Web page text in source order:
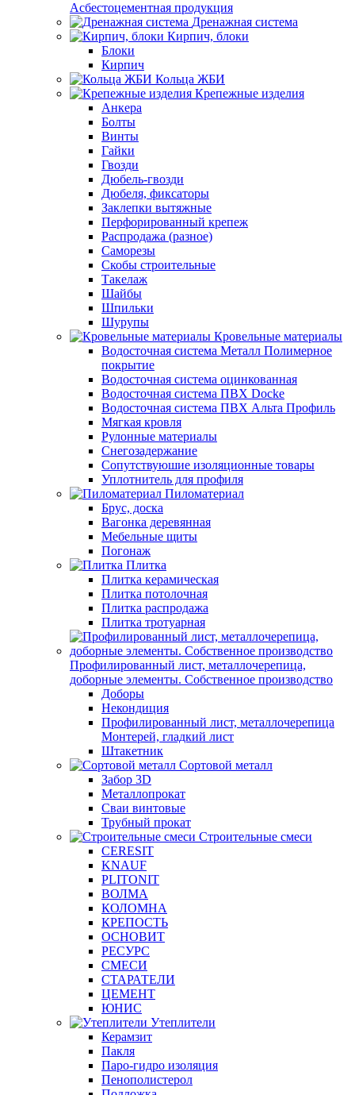
Асбестоцементная продукция
Дренажная система
Кирпич, блоки
Блоки
Кирпич
Кольца ЖБИ
Крепежные изделия
Анкера
Болты
Винты
Гайки
Гвозди
Дюбель-гвозди
Дюбеля, фиксаторы
Заклепки вытяжные
Перфорированный крепеж
Распродажа (разное)
Саморезы
Скобы строительные
Такелаж
Шайбы
Шпильки
Шурупы
Кровельные материалы
Водосточная система Металл Полимерное
покрытие
Водосточная система оцинкованная
Водосточная система ПВХ Docke
Водосточная система ПВХ Альта Профиль
Мягкая кровля
Рулонные материалы
Снегозадержание
Сопутствуюшие изоляционные товары
Уплотнитель для профиля
Пиломатериал
Брус, доска
Вагонка деревянная
Мебельные щиты
Погонаж
Плитка
Плитка керамическая
Плитка потолочная
Плитка распродажа
Плитка тротуарная
Профилированный лист, металлочерепица,
доборные элементы. Собственное производство
Доборы
Некондиция
Профилированный лист, металлочерепица
Монтерей, гладкий лист
Штакетник
Сортовой металл
Забор 3D
Металлопрокат
Сваи винтовые
Трубный прокат
Строительные смеси
CERESIT
KNAUF
PLITONIT
ВОЛМА
КОЛОМНА
КРЕПОСТЬ
ОСНОВИТ
РЕСУРС
СМЕСИ
СТАРАТЕЛИ
ЦЕМЕНТ
ЮНИС
Утеплители
Керамзит
Пакля
Паро-гидро изоляция
Пенополистерол